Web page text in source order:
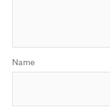
Name